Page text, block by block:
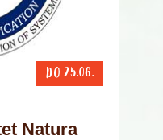
DO 25.06.
Natura